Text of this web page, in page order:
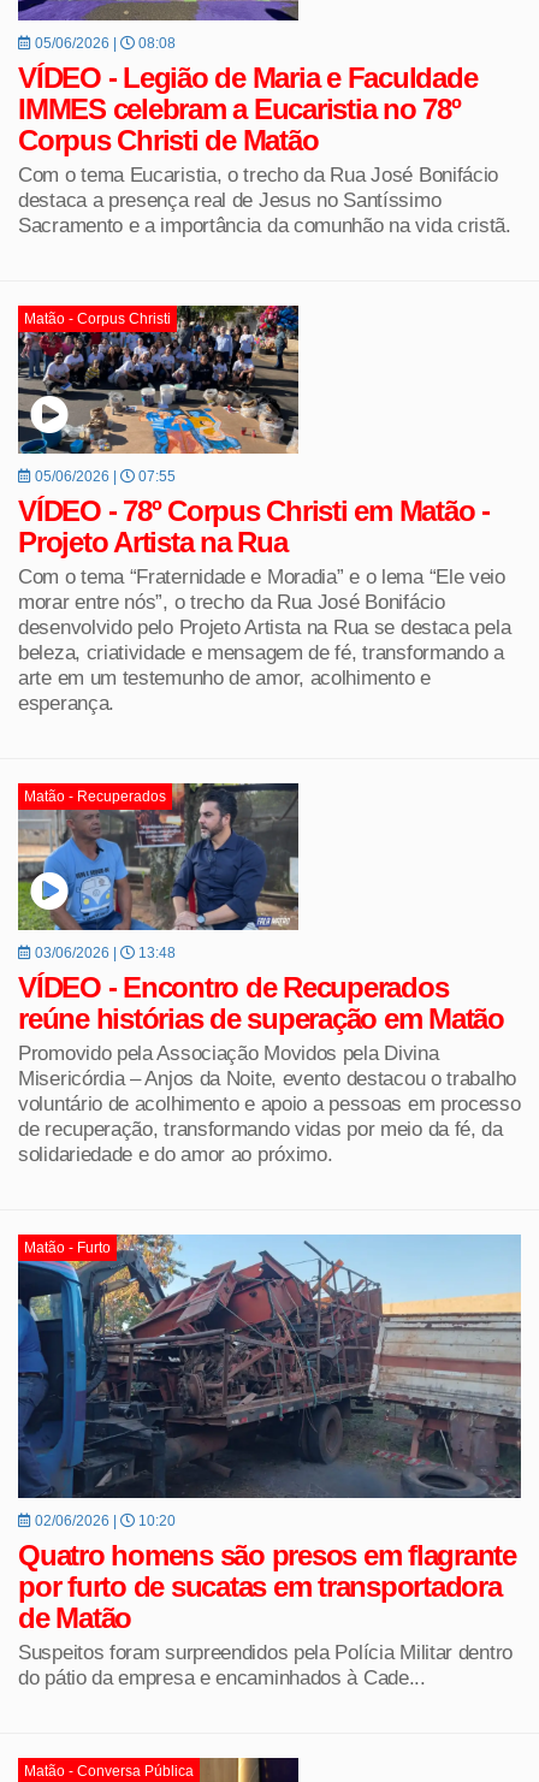
05/06/2026 | 08:08
VÍDEO - Legião de Maria e Faculdade
IMMES celebram a Eucaristia no 78º
Corpus Christi de Matão
Com o tema Eucaristia, o trecho da Rua José Bonifácio
destaca a presença real de Jesus no Santíssimo
Sacramento e a importância da comunhão na vida cristã.
Matão - Corpus Christi
05/06/2026 | 07:55
VÍDEO - 78º Corpus Christi em Matão -
Projeto Artista na Rua
Com o tema “Fraternidade e Moradia” e o lema “Ele veio
morar entre nós”, o trecho da Rua José Bonifácio
desenvolvido pelo Projeto Artista na Rua se destaca pela
beleza, criatividade e mensagem de fé, transformando a
arte em um testemunho de amor, acolhimento e
esperança.
Matão - Recuperados
03/06/2026 | 13:48
VÍDEO - Encontro de Recuperados
reúne histórias de superação em Matão
Promovido pela Associação Movidos pela Divina
Misericórdia – Anjos da Noite, evento destacou o trabalho
voluntário de acolhimento e apoio a pessoas em processo
de recuperação, transformando vidas por meio da fé, da
solidariedade e do amor ao próximo.
Matão - Furto
02/06/2026 | 10:20
Quatro homens são presos em flagrante
por furto de sucatas em transportadora
de Matão
Suspeitos foram surpreendidos pela Polícia Militar dentro
do pátio da empresa e encaminhados à Cade...
Matão - Conversa Pública